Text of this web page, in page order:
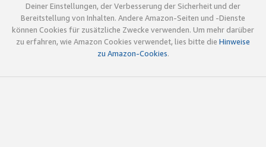
Deiner Einstellungen, der Verbesserung der Sicherheit und der
Bereitstellung von Inhalten. Andere Amazon-Seiten und -Dienste
können Cookies für zusätzliche Zwecke verwenden. Um mehr darüber
zu erfahren, wie Amazon Cookies verwendet, lies bitte die Hinweise
zu Amazon-Cookies.